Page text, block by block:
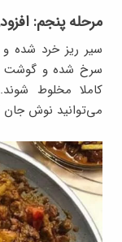
مرحله پنجم:
سیر ریز خرد شده و
سرخ شده و گوشت
کاملا مخلوط
می‌توانید نوش جان